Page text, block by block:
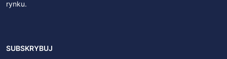
rynku.
SUBSKRYBUJ